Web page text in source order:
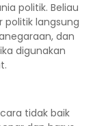
politik. Beliau
politik langsung
dan
digunakan
tidak baik